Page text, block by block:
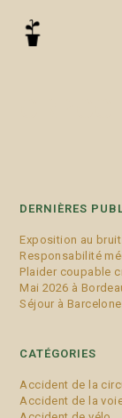
DERNIÈRES
Exposition au
Responsabilité
Plaider coupable
Mai 2026 à
Séjour à
CATÉGORIES
Accident de la
Accident de la